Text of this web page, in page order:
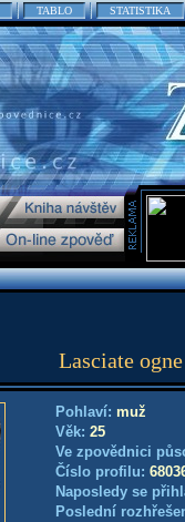
TABLO STATISTIKA
Lasciate
Pohlaví: muž
Věk: 25
Ve zpovědnici
Číslo profilu:
Naposledy se
Poslední